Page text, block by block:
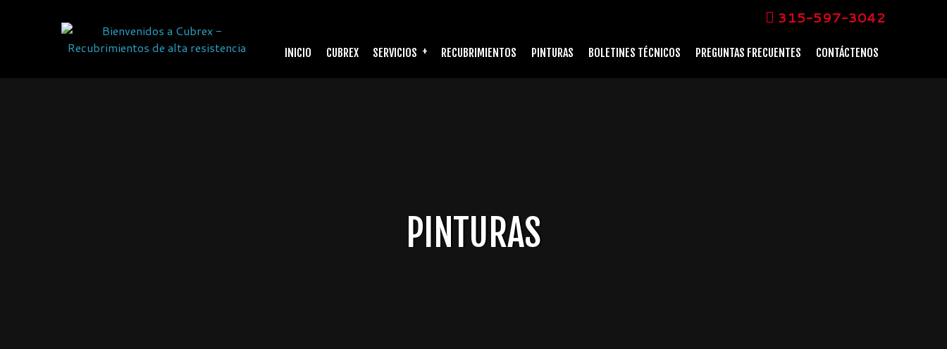
315-597-3042
INICIO CUBREX SERVICIOS RECUBRIMIENTOS PINTURAS BOLETINES TÉCNICOS PREGUNTAS FRECUENTES CONTÁCTENOS
PINTURAS